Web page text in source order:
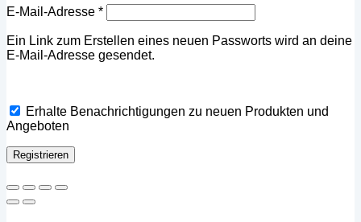
E-Mail-Adresse *Erforderlich
Ein Link zum Erstellen eines neuen Passworts wird an deine
E-Mail-Adresse gesendet.
Erhalte Benachrichtigungen zu neuen Produkten und
Angeboten
Registrieren